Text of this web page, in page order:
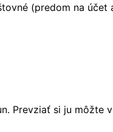
(predom na účet
Prevziať si ju môžte